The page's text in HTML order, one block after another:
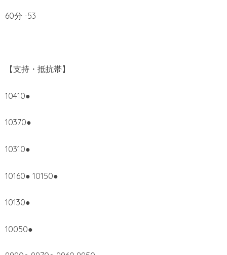
60分 -53
【支持・抵抗帯】
10410●
10370●
10310●
10160● 10150●
10130●
10050●